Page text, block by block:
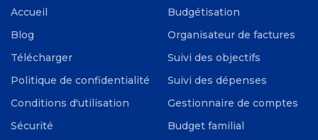
Accueil
Blog
Télécharger
Politique de confidentialité
Conditions d'utilisation
Sécurité
Budgétisation
Organisateur de factures
Suivi des objectifs
Suivi des dépenses
Gestionnaire de comptes
Budget familial